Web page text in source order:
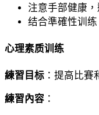
注意手部健康
结合準確性训练
心理素质训练
練習目标 ：提高比賽
練習內容 ：